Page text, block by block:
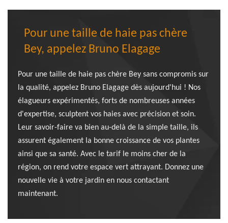
Pour une taille de haie pas chère
Bey, appelez Bruno Elagage
Pour une taille de haie pas chère Bey sans compromis sur
la qualité, appelez Bruno Elagage dès aujourd'hui ! Nos
élagueurs expérimentés, forts de nombreuses années
d'expertise, sculptent vos haies avec précision et soin.
Leur savoir-faire va bien au-delà de la simple taille, ils
assurent également la bonne croissance de vos plantes
ainsi que sa santé. Avec le tarif le moins cher de la
région, on rend votre espace vert attrayant. Donnez une
nouvelle vie à votre jardin en nous contactant
maintenant.